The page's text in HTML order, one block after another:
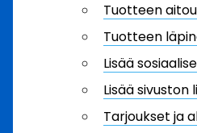
Tuotteen
Tuotteen
Lisää
Lisää
Tarjoukset ja